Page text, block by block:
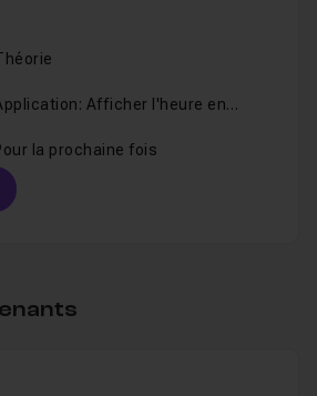
#2/9 : Composant à base de
Afficher l'heure en
la prochaine fois